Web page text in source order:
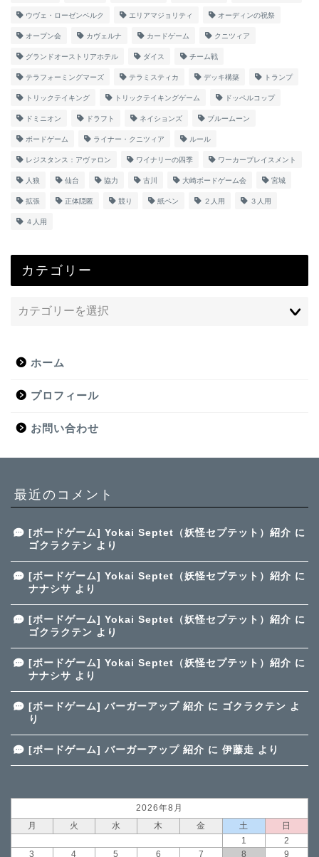
ウヴェ・ローゼンベルク エリアマジョリティ オーディンの祝祭
オープン会 カヴェルナ カードゲーム クニツィア
グランドオーストリアホテル ダイス チーム戦
テラフォーミングマーズ テラミスティカ デッキ構築 トランプ
トリックテイキング トリックテイキングゲーム ドッペルコップ
ドミニオン ドラフト ネイションズ ブルームーン
ボードゲーム ライナー・クニツィア ルール
レジスタンス：アヴァロン ワイナリーの四季 ワーカープレイスメント
人狼 仙台 協力 古川 大崎ボードゲーム会 宮城
拡張 正体隠匿 競り 紙ペン ２人用 ３人用
４人用
カテゴリー
ホーム
プロフィール
お問い合わせ
最近のコメント
[ボードゲーム] Yokai Septet（妖怪セプテット）紹介 に
ゴクラクテン より
[ボードゲーム] Yokai Septet（妖怪セプテット）紹介 に
ナナシサ より
[ボードゲーム] Yokai Septet（妖怪セプテット）紹介 に
ゴクラクテン より
[ボードゲーム] Yokai Septet（妖怪セプテット）紹介 に
ナナシサ より
[ボードゲーム] バーガーアップ 紹介 に ゴクラクテン よ
り
[ボードゲーム] バーガーアップ 紹介 に 伊藤走 より
2026年8月
月
火 水 木 金 土
日
1
2
3
4 5 6 7 8 9